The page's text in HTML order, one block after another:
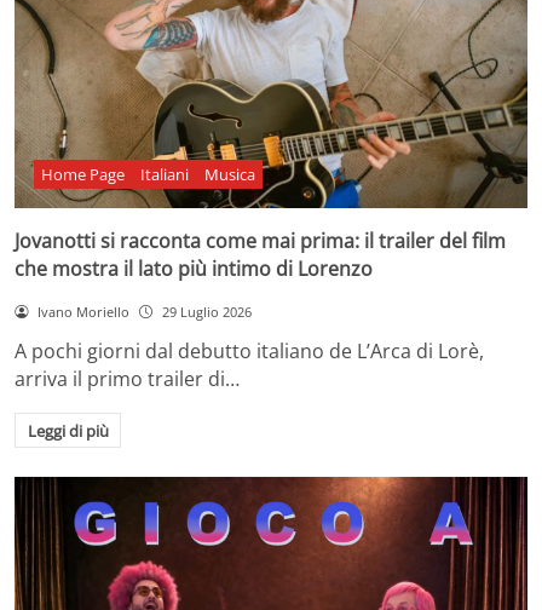
Home Page Italiani Musica
Jovanotti si racconta come mai prima: il trailer del film
che mostra il lato più intimo di Lorenzo
Ivano Moriello 29 Luglio 2026
A pochi giorni dal debutto italiano de L’Arca di Lorè,
arriva il primo trailer di…
Leggi di più